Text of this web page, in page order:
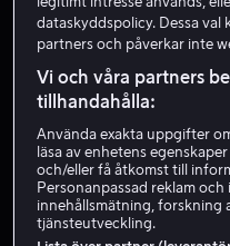
Ringaren i
Familjefilm
Barntillåten
HD
dataskyddspolicy. Dessa val
partners och påverkar inte
Vi och våra partners
tillhandahålla:
Använda exakta uppgifter
läsa av enhetens
och/eller få åtkomst till
Personanpassad reklam
innehållsmätning, forskning
tjänsteutveckling.